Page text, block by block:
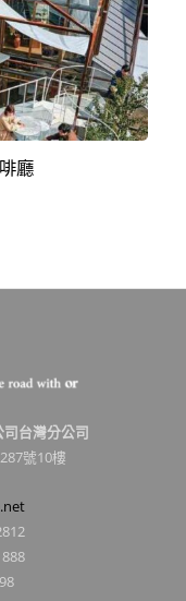
廳
台灣分公司
號10樓